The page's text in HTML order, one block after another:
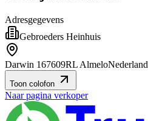
Adresgegevens
Gebroeders Heinhuis
Darwin 167609RL AlmeloNederland
Toon colofon
Naar pagina verkoper